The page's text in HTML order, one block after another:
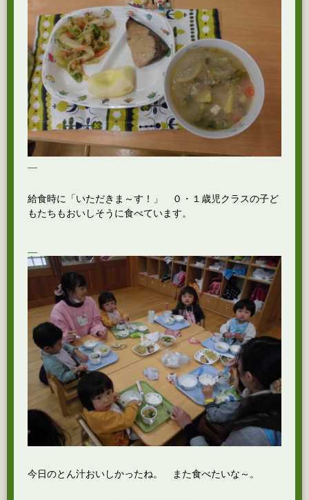
給食時に「いただきま～す！」 ０・１歳児クラスの子ど
もたちもおいしそうに食べています。
今日のとん汁おいしかったね。 また食べたいな～。